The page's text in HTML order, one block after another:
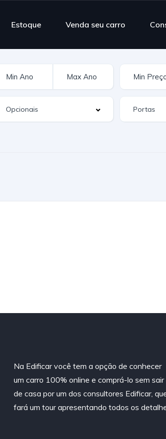
Estoque Venda seu carro
Na Edificar você tem a opção de conhecer
um carro 100% online e comprá-lo sem sair
de casa por um dos consultores Edificar,
fará um tour apresentando todos os